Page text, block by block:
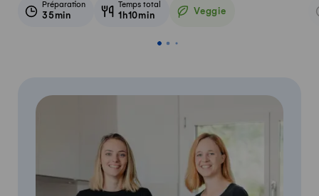
Préparation
35min
Temps total
1h10min Veggie
Veggie